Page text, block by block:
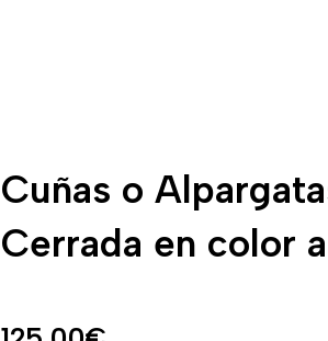
Cuñas o
Cerrada en color